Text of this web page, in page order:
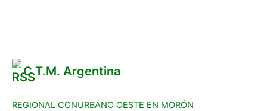
C.T.M. Argentina
REGIONAL CONURBANO OESTE EN MORÓN